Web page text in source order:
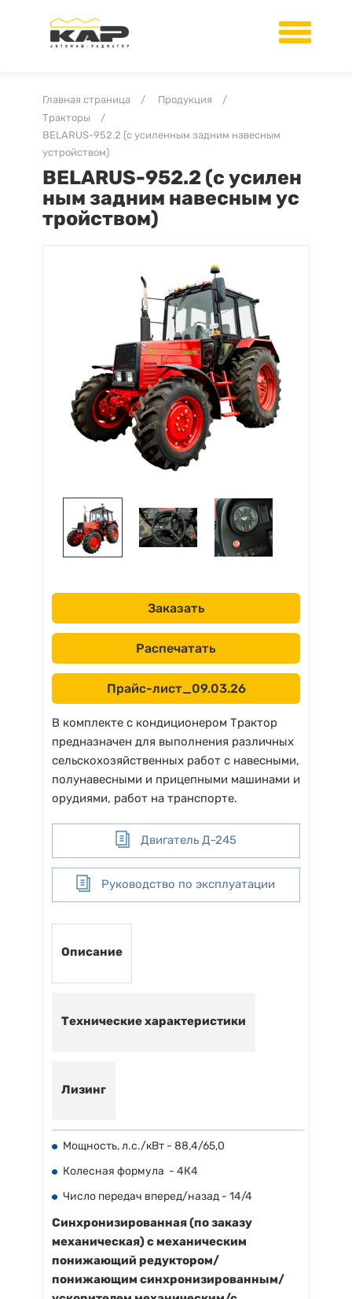
Главная страница / Продукция
/
Тракторы
/
BELARUS-952.2 (с усиленным задним навесным
устройством)
BELARUS-952.2 (с усилен
ным задним навесным ус
тройством)
Заказать
Распечатать
Прайс-лист_09.03.26
В комплекте с кондиционером Трактор
предназначен для выполнения различных
сельскохозяйственных работ с навесными,
полунавесными и прицепными машинами и
орудиями, работ на транспорте.
Двигатель Д-245
Руководство по эксплуатации
Описание
Технические характеристики
Лизинг
Мощность, л.с./кВт - 88,4/65,0
Колесная формула - 4К4
Число передач вперед/назад - 14/4
Синхронизированная (по заказу
механическая) с механическим
понижающий редуктором/
понижающим синхронизированным/